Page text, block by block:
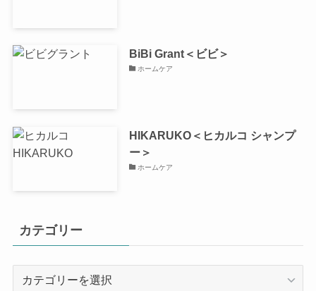
BiBi Grant＜ビビ＞
ホームケア
HIKARUKO＜ヒカルコ シャンプ
ー＞
ホームケア
カテゴリー